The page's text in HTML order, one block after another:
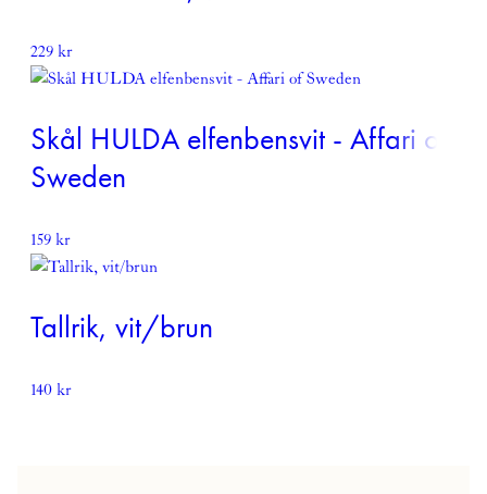
229kr
Skål HULDA elfenbensvit - Affari of
Sweden
159kr
Tallrik, vit/brun
140kr